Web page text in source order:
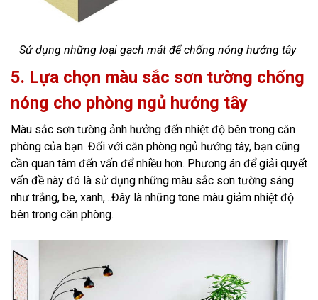
Sử dụng những loại gạch mát để chống nóng hướng tây
5. Lựa chọn màu sắc sơn tường chống
nóng cho phòng ngủ hướng tây
Màu sắc sơn tường ảnh hưởng đến nhiệt độ bên trong căn
phòng của bạn. Đối với căn phòng ngủ hướng tây, bạn cũng
cần quan tâm đến vấn để nhiều hơn. Phương án để giải quyết
vấn đề này đó là sử dụng những màu sắc sơn tường sáng
như trắng, be, xanh,...Đây là những tone màu giảm nhiệt độ
bên trong căn phòng.